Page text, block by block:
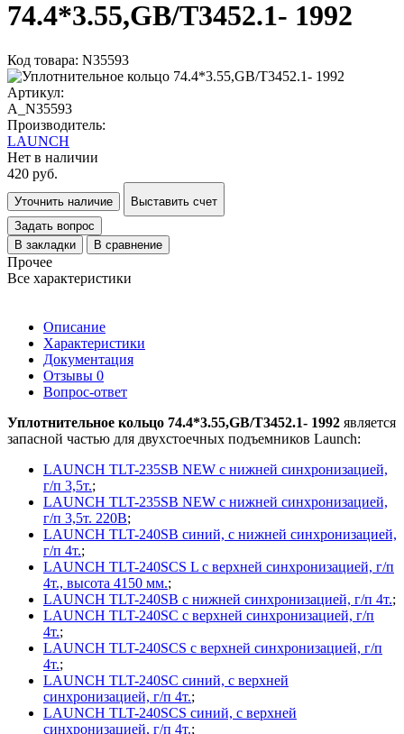
74.4*3.55,GB/T3452.1- 1992
Код товара: N35593
Артикул:
A_N35593
Производитель:
LAUNCH
Нет в наличии
420 руб.
Уточнить наличие
Выставить счет
Задать вопрос
В закладки
В сравнение
Прочее
Все характеристики
Описание
Характеристики
Документация
Отзывы 0
Вопрос-ответ
Уплотнительное кольцо 74.4*3.55,GB/T3452.1- 1992 является
запасной частью для двухстоечных подъемников Launch:
LAUNCH TLT-235SB NEW с нижней синхронизацией,
г/п 3,5т.;
LAUNCH TLT-235SB NEW с нижней синхронизацией,
г/п 3,5т. 220В;
LAUNCH TLT-240SB синий, с нижней синхронизацией,
г/п 4т.;
LAUNCH TLT-240SCS L с верхней синхронизацией, г/п
4т., высота 4150 мм.;
LAUNCH TLT-240SB с нижней синхронизацией, г/п 4т.;
LAUNCH TLT-240SC с верхней синхронизацией, г/п
4т.;
LAUNCH TLT-240SCS с верхней синхронизацией, г/п
4т.;
LAUNCH TLT-240SC синий, с верхней
синхронизацией, г/п 4т.;
LAUNCH TLT-240SCS синий, с верхней
синхронизацией, г/п 4т.;